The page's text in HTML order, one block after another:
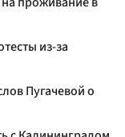
из-за
Пугачевой о